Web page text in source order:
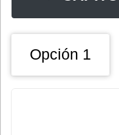
Opción 1